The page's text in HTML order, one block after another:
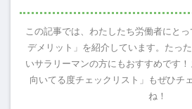
この記事では、わたしたち労働者にと
デメリット」を紹介しています。たっ
いサラリーマンの方にもおすすめです
向いてる度チェックリスト」もぜひチ
ね！